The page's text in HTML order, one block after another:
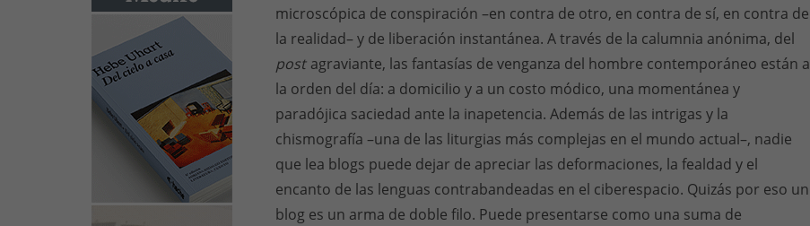
microscópica de conspiración –en contra de otro, en contra de sí, en contra de
la realidad– y de liberación instantánea. A través de la calumnia anónima, del
post agraviante, las fantasías de venganza del hombre contemporáneo están a
la orden del día: a domicilio y a un costo módico, una momentánea y
paradójica saciedad ante la inapetencia. Además de las intrigas y la
chismografía –una de las liturgias más complejas en el mundo actual–, nadie
que lea blogs puede dejar de apreciar las deformaciones, la fealdad y el
encanto de las lenguas contrabandeadas en el ciberespacio. Quizás por eso un
blog es un arma de doble filo. Puede presentarse como una suma de